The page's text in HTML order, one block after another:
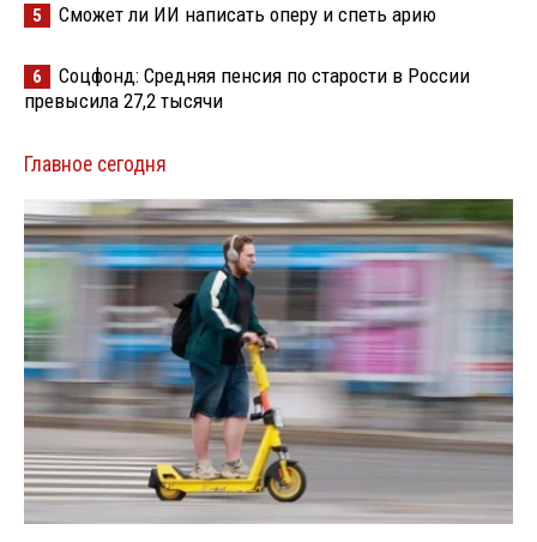
5 Сможет ли ИИ написать оперу и спеть арию
6
Соцфонд: Средняя пенсия по старости в России
превысила 27,2 тысячи
Главное сегодня